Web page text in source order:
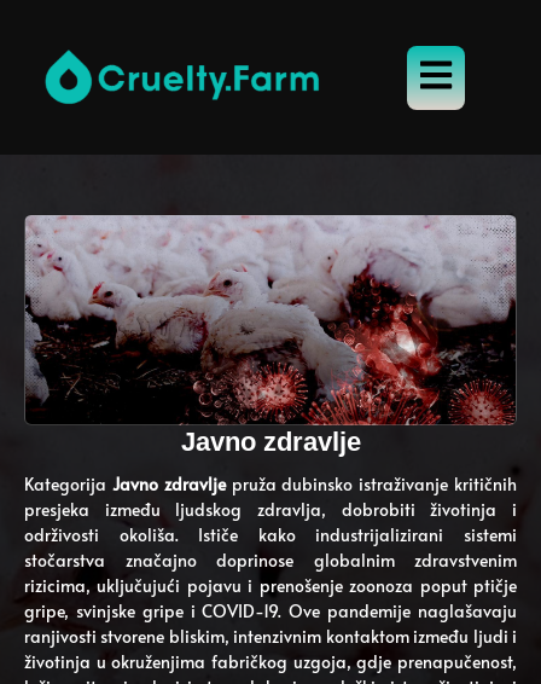
Javno zdravlje
Kategorija Javno zdravljepruža dubinsko istraživanje kritičnih
presjeka između ljudskog zdravlja, dobrobiti životinja i
održivosti okoliša. Ističe kako industrijalizirani sistemi
stočarstva značajno doprinose globalnim zdravstvenim
rizicima, uključujući pojavu i prenošenje zoonoza poput ptičje
gripe, svinjske gripe i COVID-19. Ove pandemije naglašavaju
ranjivosti stvorene bliskim, intenzivnim kontaktom između ljudi i
životinja u okruženjima fabričkog uzgoja, gdje prenapučenost,